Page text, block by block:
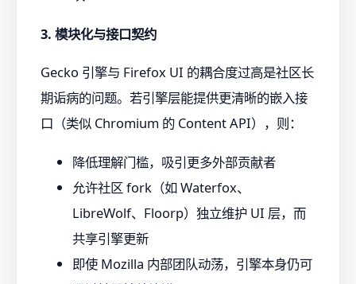
3. 模块化与接口契约
Gecko 引擎与 Firefox UI 的耦合度过高是社区长
期诟病的问题。若引擎层能提供更清晰的嵌入接
口（类似 Chromium 的 Content API），则：
降低理解门槛，吸引更多外部贡献者
允许社区 fork（如 Waterfox、
LibreWolf、Floorp）独立维护 UI 层，而
共享引擎更新
即使 Mozilla 内部团队动荡，引擎本身仍可